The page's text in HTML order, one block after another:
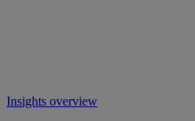
Insights overview